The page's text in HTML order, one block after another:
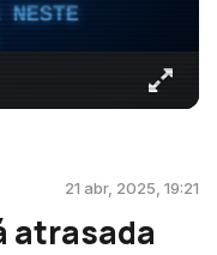
NESTE
21 abr, 2025, 19:21
atrasada